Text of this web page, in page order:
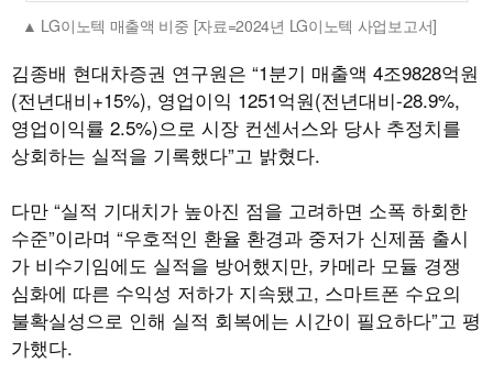
LG이노텍 매출액 비중 [자료=2024년 LG이노텍 사업보고서]
김종배 현대차증권 연구원은 “1분기 매출액 4조9828억원
(전년대비+15%), 영업이익 1251억원(전년대비-28.9%,
영업이익률 2.5%)으로 시장 컨센서스와 당사 추정치를
상회하는 실적을 기록했다”고 밝혔다.
다만 “실적 기대치가 높아진 점을 고려하면 소폭 하회한
수준”이라며 “우호적인 환율 환경과 중저가 신제품 출시
가 비수기임에도 실적을 방어했지만, 카메라 모듈 경쟁
심화에 따른 수익성 저하가 지속됐고, 스마트폰 수요의
불확실성으로 인해 실적 회복에는 시간이 필요하다”고 평
가했다.